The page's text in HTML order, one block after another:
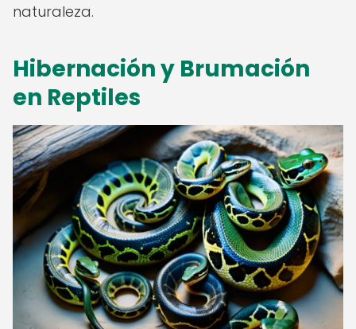
naturaleza.
Hibernación y Brumación
en Reptiles